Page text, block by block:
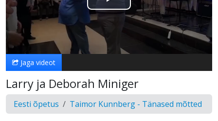
Esita
video
Jaga videot
Larry ja Deborah Miniger
Eesti õpetus Taimor Kunnberg - Tänased mõtted